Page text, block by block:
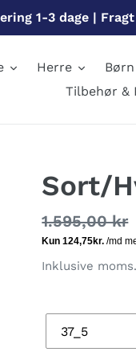
1-3 dage |
Herre Børn
Tilbehør &
Sort/
Normalpris
1.595,00 kr
Inklusive moms.